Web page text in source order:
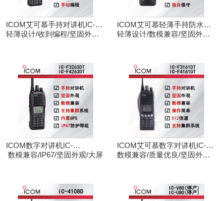
ICOM艾可慕手持对讲机IC-
V86/U86
轻薄设计/收到编程/坚固外观/
ICOM艾可慕轻薄手持防水对
讲机IC-F52D
轻薄设计/数模兼容/坚固外观/
ICOM数字对讲机IC-
F3263DT/IC-F4263DT
数模兼容/IP67/坚固外观/大屏
ICOM艾可慕数字对讲机IC-
F3161D IC-F4161D
数模兼容/质量优良/坚固外观/